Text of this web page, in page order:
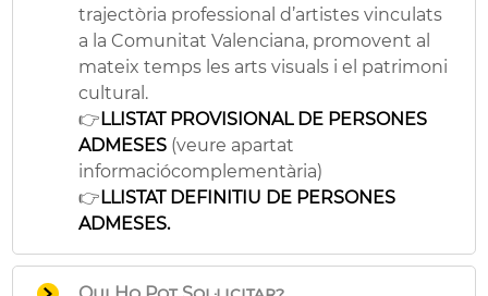
trajectòria professional d’artistes vinculats
a la Comunitat Valenciana, promovent al
mateix temps les arts visuals i el patrimoni
cultural.
👉LLISTAT PROVISIONAL DE PERSONES
ADMESES (veure apartat
informaciócomplementària)
👉LLISTAT DEFINITIU DE PERSONES
ADMESES.